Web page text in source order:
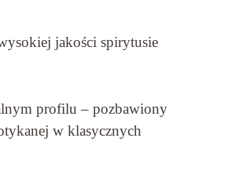
jakości spirytusie
profilu – pozbawiony
w klasycznych